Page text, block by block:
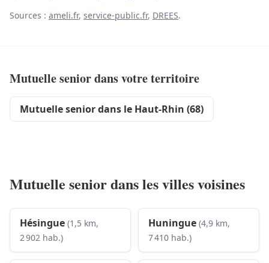
Sources : ameli.fr, service-public.fr, DREES.
Mutuelle senior dans votre territoire
Mutuelle senior dans le Haut-Rhin (68)
Mutuelle senior dans les villes voisines
Hésingue (1,5 km,
2 902 hab.)
Huningue (4,9 km,
7 410 hab.)